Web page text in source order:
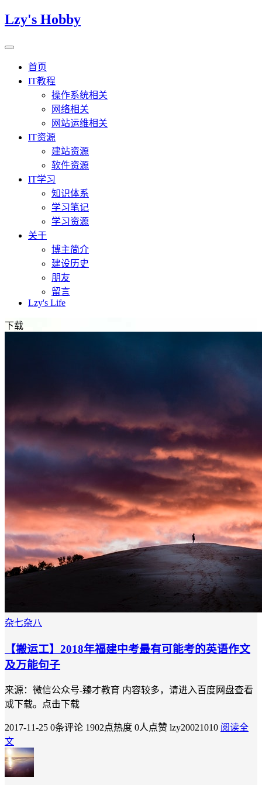
Lzy's Hobby
首页
IT教程
操作系统相关
网络相关
网站运维相关
IT资源
建站资源
软件资源
IT学习
知识体系
学习笔记
学习资源
关于
博主简介
建设历史
朋友
留言
Lzy's Life
下载
杂七杂八
【搬运工】2018年福建中考最有可能考的英语作文
及万能句子
来源：微信公众号-臻才教育 内容较多，请进入百度网盘查看
或下载。点击下载
2017-11-25 0条评论 1902点热度 0人点赞 lzy20021010 阅读全
文